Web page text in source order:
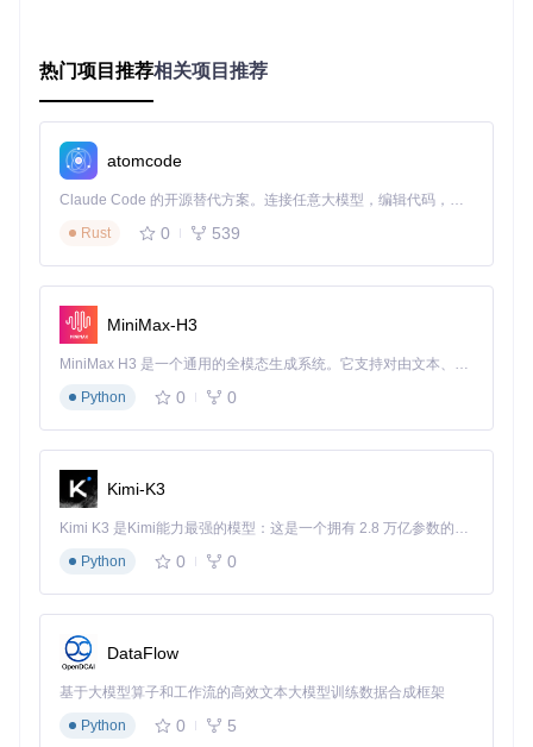
异常状态识别（快速掉电预警）
智能分类系统
按电量状态优先级标记
交互展示层
多维度信息呈现
列表视图（详细信息模式）
环形仪表盘（快速概览模式）
状态栏迷你显示（极简模式）
桌面主窗口
Dock 栏图标
通知中心小组件
深色/浅色主题自动切换
AirBattery提供列表和环形仪表盘等多种视图模式，满足不同
使用场景下的电量监控需求
价值论证：效率提升与电池保护的双重收益
AirBattery不仅解决了多设备电量监控的痛点，更带来了可量
化的效率提升和设备保护价值。根据模拟测试数据，使用AirB
attery可实现以下改进：
评估维度
式
设备电量检查
45秒/次
热门项目推荐相关项目推荐
atomcode
Claude Code 的开源替代方案。连接任意大模型，编辑代码，运行命令，自动验证 — 全自动执行。用 Rust 构建，极致性能。 ｜ An open-source alternative to Claude Code. Connect any LLM, edit code, run commands, and verify changes — autonomously. Built in Rust for speed. Get Started
Rust
0 539
MiniMax-H3
MiniMax H3 是一个通用的全模态生成系统。它支持对由文本、图像、视频和音频组成的多模态上下文进行统一理解，并能生成分辨率高达 2K、时长可达 15 秒的带原生立体声音频的视频。得益于面向任务泛化的系统设计，H3 在预训练阶段就已具备广泛的多模态上下文理解与生成能力，能够出色地执行复杂的多模态指令。
Python
0 0
Kimi-K3
Kimi K3 是Kimi能力最强的模型：这是一个拥有 2.8 万亿参数的混合专家（MoE）模型，具备原生视觉理解能力，并支持 100 万 token 的上下文窗口。
Python
0 0
DataFlow
基于大模型算子和工作流的高效文本大模型训练数据合成框架
Python
0 5